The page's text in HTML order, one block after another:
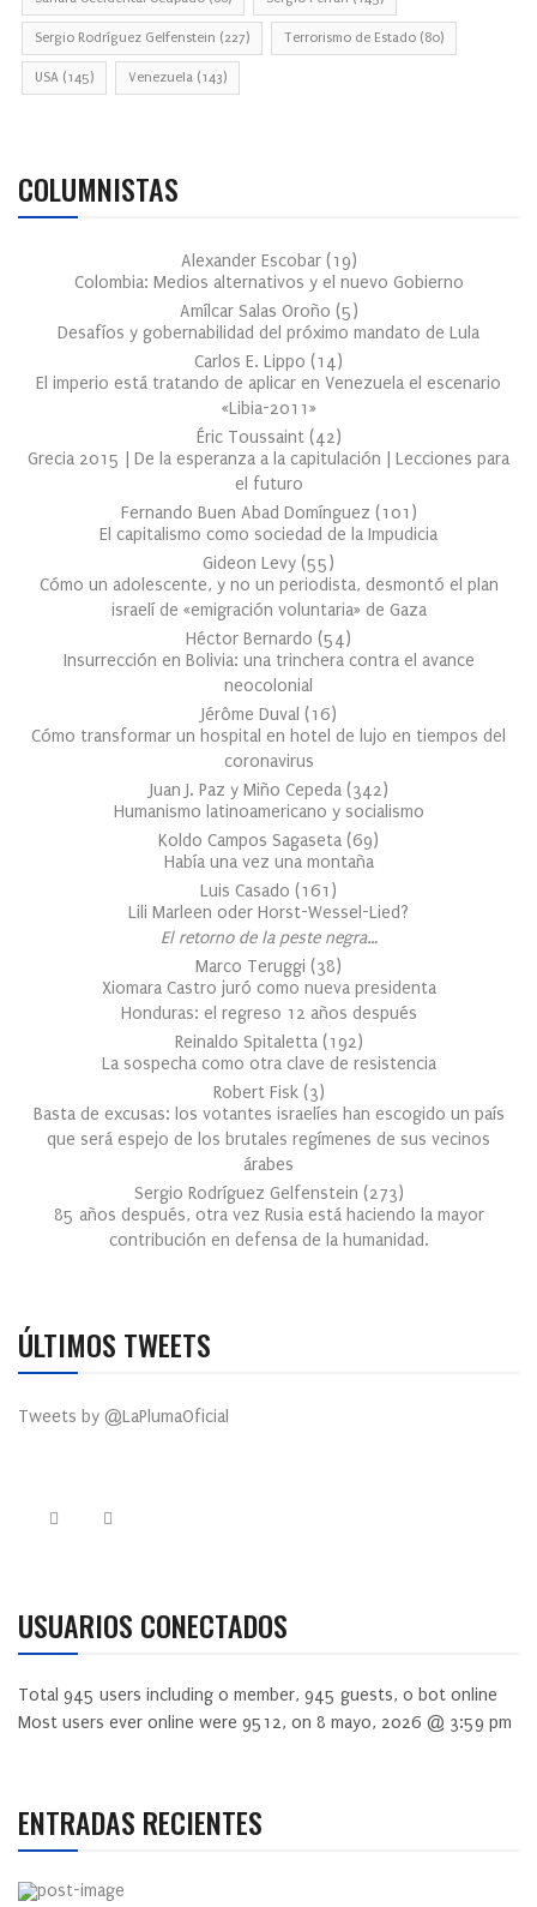
Sergio Rodríguez Gelfenstein (227) Terrorismo de Estado (80)
USA (145) Venezuela (143)
COLUMNISTAS
Alexander Escobar (19)
Colombia: Medios alternativos y el nuevo Gobierno
Amílcar Salas Oroño (5)
Desafíos y gobernabilidad del próximo mandato de Lula
Carlos E. Lippo (14)
El imperio está tratando de aplicar en Venezuela el escenario
«Libia-2011»
Éric Toussaint (42)
Grecia 2015 | De la esperanza a la capitulación | Lecciones para
el futuro
Fernando Buen Abad Domínguez (101 )
El capitalismo como sociedad de la Impudicia
Gideon Levy (55)
Cómo un adolescente, y no un periodista, desmontó el plan
israelí de «emigración voluntaria» de Gaza
Héctor Bernardo (54)
Insurrección en Bolivia: una trinchera contra el avance
neocolonial
Jérôme Duval (16)
Cómo transformar un hospital en hotel de lujo en tiempos del
coronavirus
Juan J. Paz y Miño Cepeda (342)
Humanismo latinoamericano y socialismo
Koldo Campos Sagaseta (69)
Había una vez una montaña
Luis Casado (161 )
Lili Marleen oder Horst-Wessel-Lied?
El retorno de la peste negra…
Marco Teruggi (38)
Xiomara Castro juró como nueva presidenta
Honduras: el regreso 12 años después
Reinaldo Spitaletta (192)
La sospecha como otra clave de resistencia
Robert Fisk (3)
Basta de excusas: los votantes israelíes han escogido un país
que será espejo de los brutales regímenes de sus vecinos
árabes
Sergio Rodríguez Gelfenstein (273)
85 años después, otra vez Rusia está haciendo la mayor
contribución en defensa de la humanidad.
ÚLTIMOS TWEETS
Tweets by @LaPlumaOficial
USUARIOS CONECTADOS
Total 945 users including 0 member, 945 guests, 0 bot online
Most users ever online were 9512, on 8 mayo, 2026 @ 3:59 pm
ENTRADAS RECIENTES